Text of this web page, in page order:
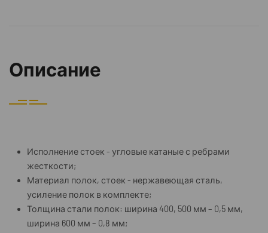
Описание
Исполнение стоек - угловые катаные с ребрами
жесткости;
Материал полок, стоек - нержавеющая сталь,
усиление полок в комплекте;
Толщина стали полок: ширина 400, 500 мм – 0,5 мм,
ширина 600 мм – 0,8 мм;